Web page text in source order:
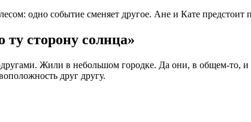
одно событие сменяет другое. Ане и Кате
сторону солнца»
Жили в небольшом городке. Да они, в общем-то,
друг другу.